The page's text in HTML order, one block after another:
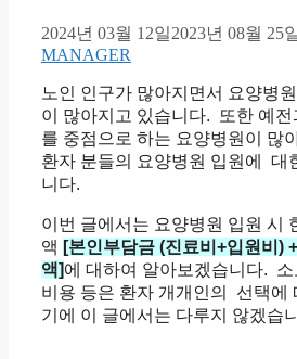
2024년 03월 12일2023년 08월 25
MANAGER
노인 인구가 많아지면서 요양병원
이 많아지고 있습니다.
또한 예
를 중점으로 하는 요양병원이 많
환자 분들의 요양병원 입원에
대
니다.
이번 글에서는 요양병원 입원 시
액 [본인부담금 (진료비+입원비)
액]에 대하여 알아보겠습니다.
비용 등은 환자 개개인의 선택에
기에 이 글에서는 다루지 않겠습